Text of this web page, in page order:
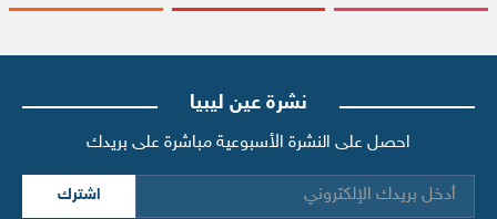
نشرة عين ليبيا
احصل على النشرة الأسبوعية مباشرة على بريدك
اشترك